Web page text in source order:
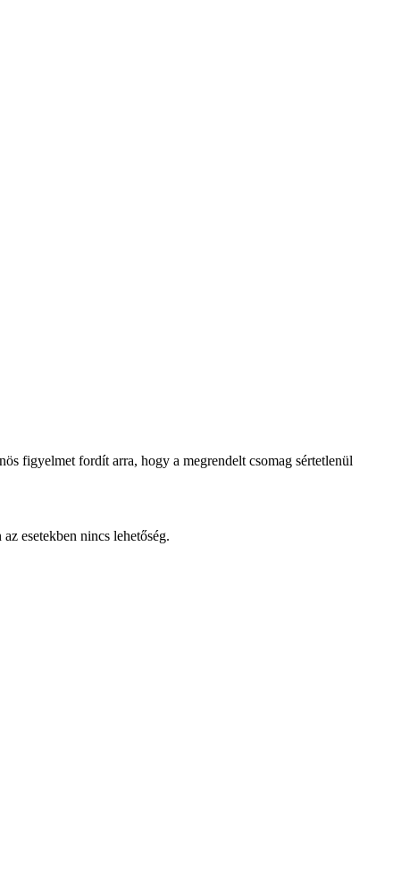
figyelmet fordít arra, hogy a megrendelt csomag sértetlenül
esetekben nincs lehetőség.